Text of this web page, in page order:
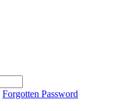
Forgotten Password